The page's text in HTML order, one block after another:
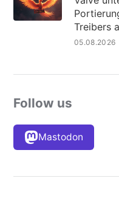
Treibers
05.08.2026
Follow us
Mastodon